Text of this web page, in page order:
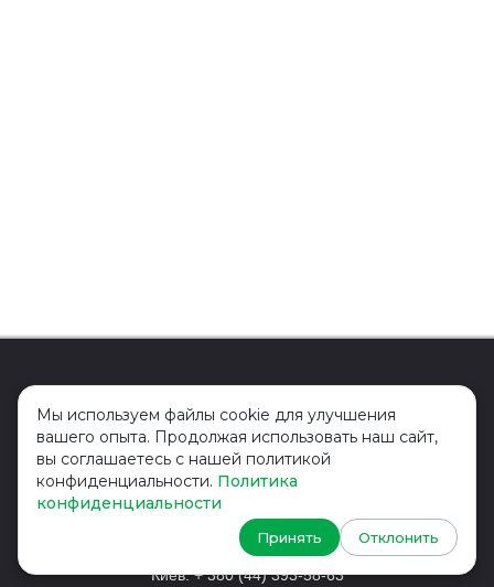
О
О
Головной офис - Лондон
2037
Россия: 8 (800) 775-19-23
Киев: + 380 (44) 393-58-63
Мы используем файлы cookie для улучшения
вашего опыта. Продолжая использовать наш сайт,
вы соглашаетесь с нашей политикой
конфиденциальности. Политика
конфиденциальности
Принять Отклонить